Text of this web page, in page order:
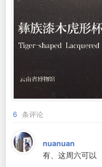
6 条评论
nuanuan
有、这周六可以